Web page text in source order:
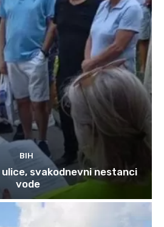
BIH
svakodnevni nestanci
vode